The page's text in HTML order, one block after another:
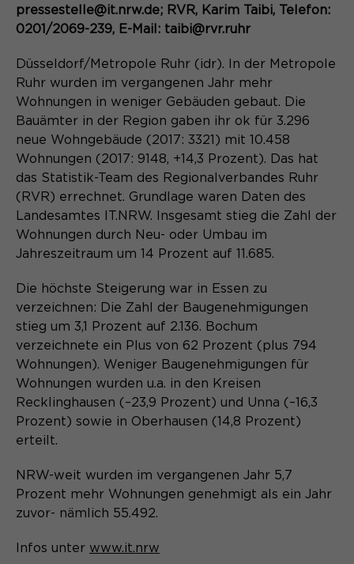
Zweck
Content Management System dieser
Webseite. Diese Basis-Cookies sind
unerlässlich, damit Ihr Besuch auf der
Sie ermöglichen es der Website, Sie
zu erkennen und somit Ihre Sitzung
offen zu halten. Es speichert bei
einem Benutzer-Login für einen
geschlossenen Bereich die Benutzer-
ID als verschlüsselten Wert (sog.
"hash-Wert") zum entsprechenden
Datenbankeintrag des Nutzers.
Anbieter Session-Cookies
Der Session Cookie wird beim
gelöscht.
Zweck
PHPs Standard Sitzungs- Identifikation
(Formulare).
Name be_typo_user
Name _pk_id*
Laufzeit 13 Monate
Zweck
Dient zur anonymen
Wiedererkennung eines Besuchers.
Name _pk_ses*
Anbieter Matomo
Zweck
Speichert vorübergehend Daten der
aktuellen Sitzung.
Name _pk_ref.*
Anbieter
Laufzeit 6 Monate
Zweck Speichert die Herkunft des Besuchers.
Cookie-Informationen
Aktivierung Mehrsprachigkeit
Diese Cookies ermöglichen die automatische
Übersetzung der Website-Inhalte durch GTranslate.
Name googtrans
Anbieter GTranslate Inc.
Laufzeit 1 Jahr
Zweck
Speichert die vom Nutzer gewählte
Sprache für die automatische
Cookie-Informationen
pressestelle@it.nrw.de; RVR, Karim Taibi, Telefon:
0201/2069-239, E-Mail: taibi@rvr.ruhr
Düsseldorf/Metropole Ruhr (idr). In der Metropole
Ruhr wurden im vergangenen Jahr mehr
Wohnungen in weniger Gebäuden gebaut. Die
Bauämter in der Region gaben ihr ok für 3.296
neue Wohngebäude (2017: 3321) mit 10.458
Wohnungen (2017: 9148, +14,3 Prozent). Das hat
das Statistik-Team des Regionalverbandes Ruhr
(RVR) errechnet. Grundlage waren Daten des
Landesamtes IT.NRW. Insgesamt stieg die Zahl der
Wohnungen durch Neu- oder Umbau im
Jahreszeitraum um 14 Prozent auf 11.685.
Die höchste Steigerung war in Essen zu
verzeichnen: Die Zahl der Baugenehmigungen
stieg um 3,1 Prozent auf 2.136. Bochum
verzeichnete ein Plus von 62 Prozent (plus 794
Wohnungen). Weniger Baugenehmigungen für
Wohnungen wurden u.a. in den Kreisen
Recklinghausen (–23,9 Prozent) und Unna (–16,3
Prozent) sowie in Oberhausen (14,8 Prozent)
erteilt.
NRW-weit wurden im vergangenen Jahr 5,7
Prozent mehr Wohnungen genehmigt als ein Jahr
zuvor- nämlich 55.492.
Infos unter www.it.nrw